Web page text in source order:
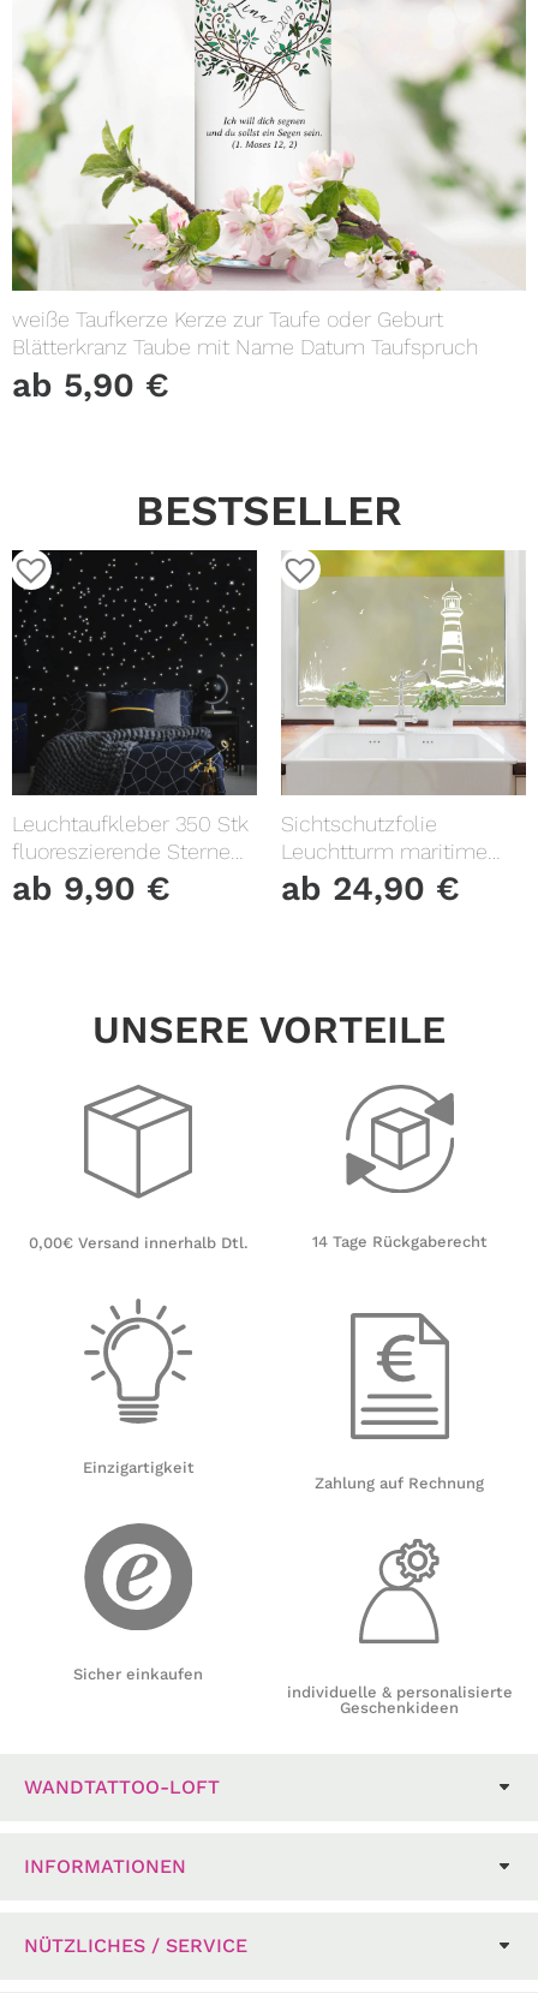
weiße Taufkerze Kerze zur Taufe oder Geburt
Blätterkranz Taube mit Name Datum Taufspruch
ab 5,90 €
BESTSELLER
Leuchtaufkleber 350 Stk
fluoreszierende Sterne
und Punkte leuchten im
Dunklen Kinderzimmer
ab 9,90 €
Sichtschutzfolie
Leuchtturm maritime
Fensterfolie Fensterdeko
Milchglasfolie
ab 24,90 €
UNSERE VORTEILE
0,00€ Versand innerhalb Dtl.
Einzigartigkeit
Sicher einkaufen
14 Tage Rückgaberecht
Zahlung auf Rechnung
individuelle & personalisierte
Geschenkideen
WANDTATTOO-LOFT
INFORMATIONEN
NÜTZLICHES / SERVICE